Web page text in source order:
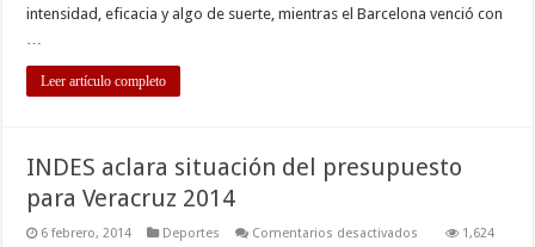
intensidad, eficacia y algo de suerte, mientras el Barcelona venció con
…
Leer artículo completo
INDES aclara situación del presupuesto
para Veracruz 2014
6 febrero, 2014 Deportes Comentarios desactivados 1,624